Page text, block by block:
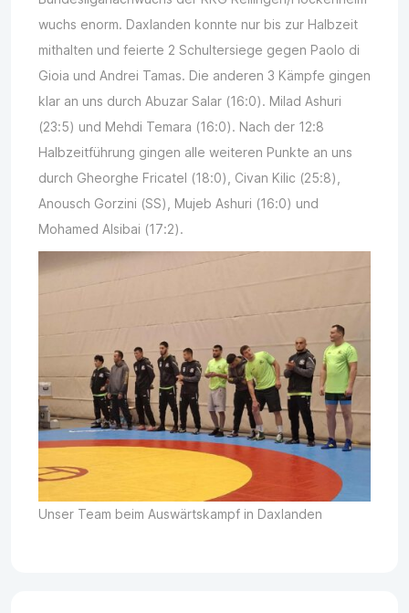
wuchs enorm. Daxlanden konnte nur bis zur Halbzeit
mithalten und feierte 2 Schultersiege gegen Paolo di
Gioia und Andrei Tamas. Die anderen 3 Kämpfe gingen
klar an uns durch Abuzar Salar (16:0). Milad Ashuri
(23:5) und Mehdi Temara (16:0). Nach der 12:8
Halbzeitführung gingen alle weiteren Punkte an uns
durch Gheorghe Fricatel (18:0), Civan Kilic (25:8),
Anousch Gorzini (SS), Mujeb Ashuri (16:0) und
Mohamed Alsibai (17:2).
Unser Team beim Auswärtskampf in Daxlanden